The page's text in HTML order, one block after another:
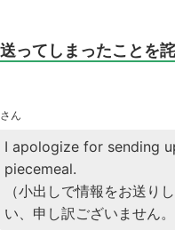
ってしまったことを
ん
I apologize for sending
piecemeal.
（小出しで情報をお送り
い、申し訳ございません。